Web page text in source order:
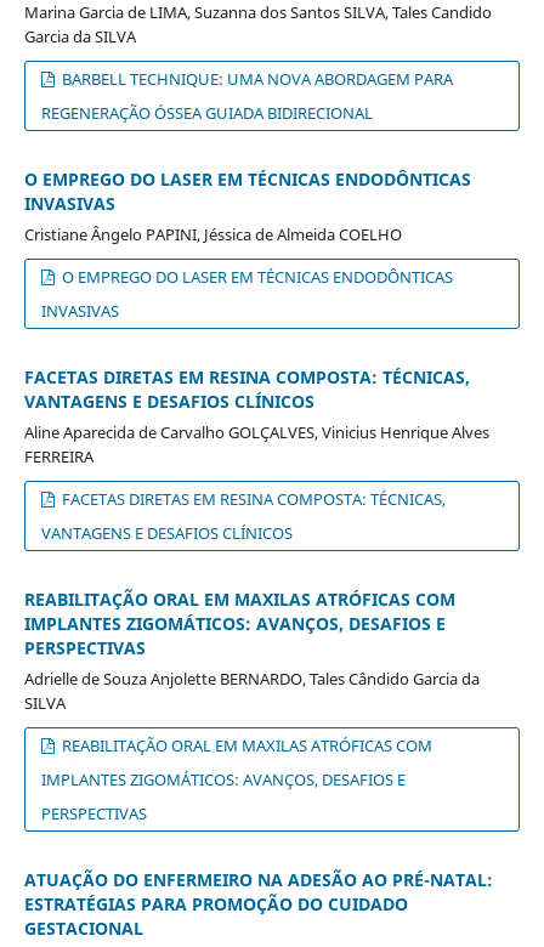
Marina Garcia de LIMA, Suzanna dos Santos SILVA, Tales Candido
Garcia da SILVA
BARBELL TECHNIQUE: UMA NOVA ABORDAGEM PARA
REGENERAÇÃO ÓSSEA GUIADA BIDIRECIONAL
O EMPREGO DO LASER EM TÉCNICAS ENDODÔNTICAS
INVASIVAS
Cristiane Ângelo PAPINI, Jéssica de Almeida COELHO
O EMPREGO DO LASER EM TÉCNICAS ENDODÔNTICAS
INVASIVAS
FACETAS DIRETAS EM RESINA COMPOSTA: TÉCNICAS,
VANTAGENS E DESAFIOS CLÍNICOS
Aline Aparecida de Carvalho GOLÇALVES, Vinicius Henrique Alves
FERREIRA
FACETAS DIRETAS EM RESINA COMPOSTA: TÉCNICAS,
VANTAGENS E DESAFIOS CLÍNICOS
REABILITAÇÃO ORAL EM MAXILAS ATRÓFICAS COM
IMPLANTES ZIGOMÁTICOS: AVANÇOS, DESAFIOS E
PERSPECTIVAS
Adrielle de Souza Anjolette BERNARDO, Tales Cândido Garcia da
SILVA
REABILITAÇÃO ORAL EM MAXILAS ATRÓFICAS COM
IMPLANTES ZIGOMÁTICOS: AVANÇOS, DESAFIOS E
PERSPECTIVAS
ATUAÇÃO DO ENFERMEIRO NA ADESÃO AO PRÉ-NATAL:
ESTRATÉGIAS PARA PROMOÇÃO DO CUIDADO
GESTACIONAL